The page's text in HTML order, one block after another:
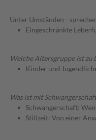
Unter Umständen -
Eingeschränkte
Welche Altersgruppe ist zu
Kinder und
Was ist mit
Schwangerschaft:
Stillzeit: Von einer